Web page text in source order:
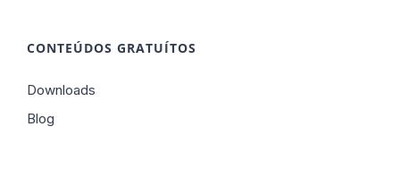
CONTEÚDOS GRATUÍTOS
Downloads
Blog